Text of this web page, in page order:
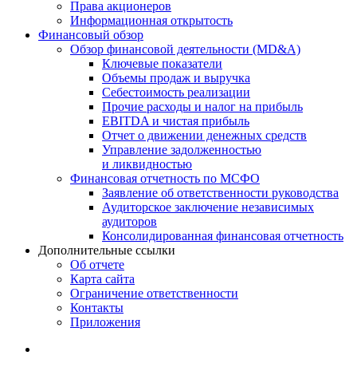
Права акционеров
Информационная открытость
Финансовый обзор
Обзор финансовой деятельности (MD&A)
Ключевые показатели
Объемы продаж и выручка
Себестоимость реализации
Прочие расходы и налог на прибыль
EBITDA и чистая прибыль
Отчет о движении денежных средств
Управление задолженностью
и ликвидностью
Финансовая отчетность по МСФО
Заявление об ответственности руководства
Аудиторское заключение независимых
аудиторов
Консолидированная финансовая отчетность
Дополнительные ссылки
Об отчете
Карта сайта
Ограничение ответственности
Контакты
Приложения